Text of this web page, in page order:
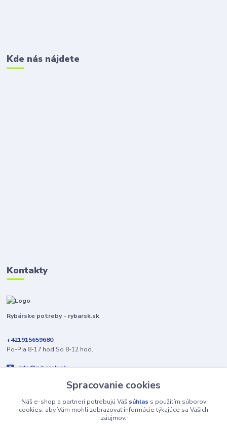
Kde nás nájdete
Kontakty
Rybárske potreby - rybarsk.sk
+421915659680
Po-Pia 8-17 hod.So 8-12 hod.
info@rybarsk.sk
Spracovanie cookies
Náš e-shop a partneri potrebujú Váš súhlas s použitím súborov
cookies, aby Vám mohli zobrazovať informácie týkajúce sa Vašich
záujmov.